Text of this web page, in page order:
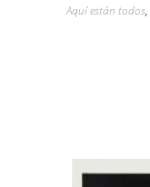
Aquí están todos,